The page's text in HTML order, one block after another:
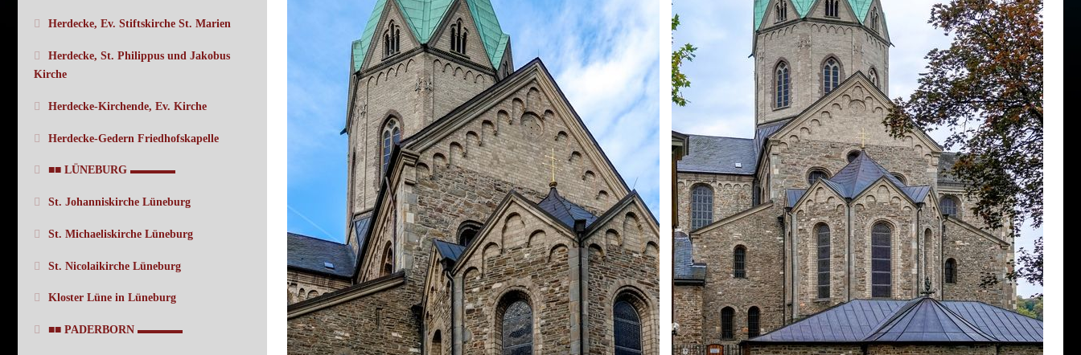
Herdecke, Ev. Stiftskirche St. Marien
Herdecke, St. Philippus und Jakobus
Kirche
Herdecke-Kirchende, Ev. Kirche
Herdecke-Gedern Friedhofskapelle
■■ LÜNEBURG ▬▬▬▬
St. Johanniskirche Lüneburg
St. Michaeliskirche Lüneburg
St. Nicolaikirche Lüneburg
Kloster Lüne in Lüneburg
■■ PADERBORN ▬▬▬▬